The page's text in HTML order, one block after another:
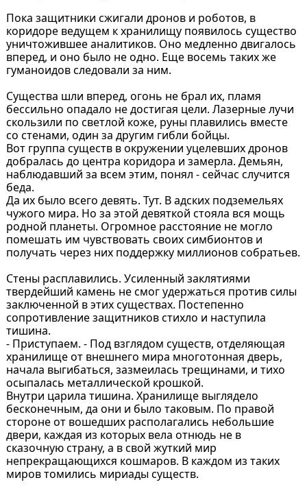
Пока защитники сжигали дронов и роботов, в
коридоре ведущем к хранилищу появилось существо
уничтожившее аналитиков. Оно медленно двигалось
вперед, и оно было не одно. Еще восемь таких же
гуманоидов следовали за ним.
Существа шли вперед, огонь не брал их, пламя
бессильно опадало не достигая цели. Лазерные лучи
скользили по светлой коже, руны плавились вместе
со стенами, один за другим гибли бойцы.
Вот группа существ в окружении уцелевших дронов
добралась до центра коридора и замерла. Демьян,
наблюдавший за всем этим, понял - сейчас случится
беда.
Да их было всего девять. Тут. В адских подземельях
чужого мира. Но за этой девяткой стояла вся мощь
родной планеты. Огромное расстояние не могло
помешать им чувствовать своих симбионтов и
получать через них поддержку миллионов собратьев.
Стены расплавились. Усиленный заклятиями
твердейший камень не смог удержаться против силы
заключенной в этих существах. Постепенно
сопротивление защитников стихло и наступила
тишина.
- Приступаем. - Под взглядом существ, отделяющая
хранилище от внешнего мира многотонная дверь,
начала выгибаться, зазмеилась трещинами, и тихо
осыпалась металлической крошкой.
Внутри царила тишина. Хранилище выглядело
бесконечным, да они и было таковым. По правой
стороне от вошедших располагались небольшие
двери, каждая из которых вела отнюдь не в
сказочную страну, а в свой жуткий мир
непрекращающихся кошмаров. В каждом из таких
миров томились мириады существ.